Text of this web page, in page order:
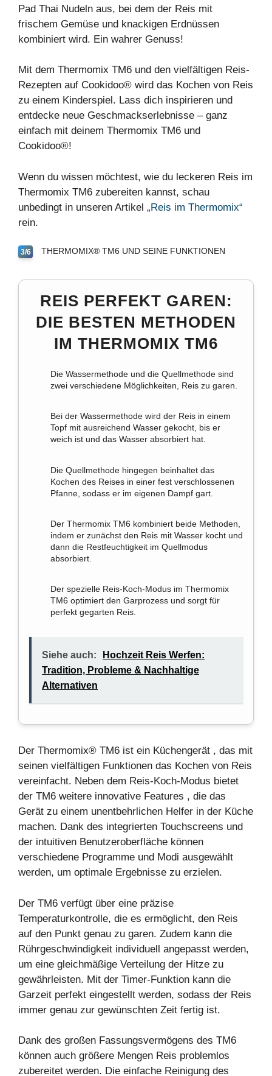
Pad Thai Nudeln aus, bei dem der Reis mit
frischem Gemüse und knackigen Erdnüssen
kombiniert wird. Ein wahrer Genuss!
Mit dem Thermomix TM6 und den vielfältigen Reis-
Rezepten auf Cookidoo® wird das Kochen von Reis
zu einem Kinderspiel. Lass dich inspirieren und
entdecke neue Geschmackserlebnisse – ganz
einfach mit deinem Thermomix TM6 und
Cookidoo®!
Wenn du wissen möchtest, wie du leckeren Reis im
Thermomix TM6 zubereiten kannst, schau
unbedingt in unseren Artikel „Reis im Thermomix“
rein.
3/6 THERMOMIX® TM6 UND SEINE FUNKTIONEN
REIS PERFEKT GAREN:
DIE BESTEN METHODEN
IM THERMOMIX TM6
Die Wassermethode und die Quellmethode sind
zwei verschiedene Möglichkeiten, Reis zu garen.
Bei der Wassermethode wird der Reis in einem
Topf mit ausreichend Wasser gekocht, bis er
weich ist und das Wasser absorbiert hat.
Die Quellmethode hingegen beinhaltet das
Kochen des Reises in einer fest verschlossenen
Pfanne, sodass er im eigenen Dampf gart.
Der Thermomix TM6 kombiniert beide Methoden,
indem er zunächst den Reis mit Wasser kocht und
dann die Restfeuchtigkeit im Quellmodus
absorbiert.
Der spezielle Reis-Koch-Modus im Thermomix
TM6 optimiert den Garprozess und sorgt für
perfekt gegarten Reis.
Siehe auch:
Hochzeit Reis Werfen:
Tradition, Probleme & Nachhaltige
Alternativen
Der Thermomix® TM6 ist ein Küchengerät , das mit
seinen vielfältigen Funktionen das Kochen von Reis
vereinfacht. Neben dem Reis-Koch-Modus bietet
der TM6 weitere innovative Features , die das
Gerät zu einem unentbehrlichen Helfer in der Küche
machen. Dank des integrierten Touchscreens und
der intuitiven Benutzeroberfläche können
verschiedene Programme und Modi ausgewählt
werden, um optimale Ergebnisse zu erzielen.
Der TM6 verfügt über eine präzise
Temperaturkontrolle, die es ermöglicht, den Reis
auf den Punkt genau zu garen. Zudem kann die
Rührgeschwindigkeit individuell angepasst werden,
um eine gleichmäßige Verteilung der Hitze zu
gewährleisten. Mit der Timer-Funktion kann die
Garzeit perfekt eingestellt werden, sodass der Reis
immer genau zur gewünschten Zeit fertig ist.
Dank des großen Fassungsvermögens des TM6
können auch größere Mengen Reis problemlos
zubereitet werden. Die einfache Reinigung des